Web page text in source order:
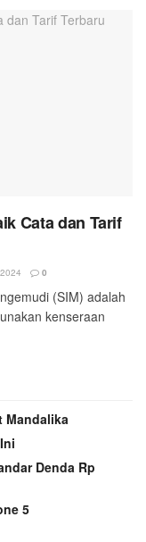
Cata dan Tarif
0
(SIM) adalah
kenseraan
Mandalika
Denda Rp
5